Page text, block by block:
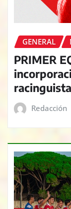
GENERAL
PRIMER
racinguista
Redacción